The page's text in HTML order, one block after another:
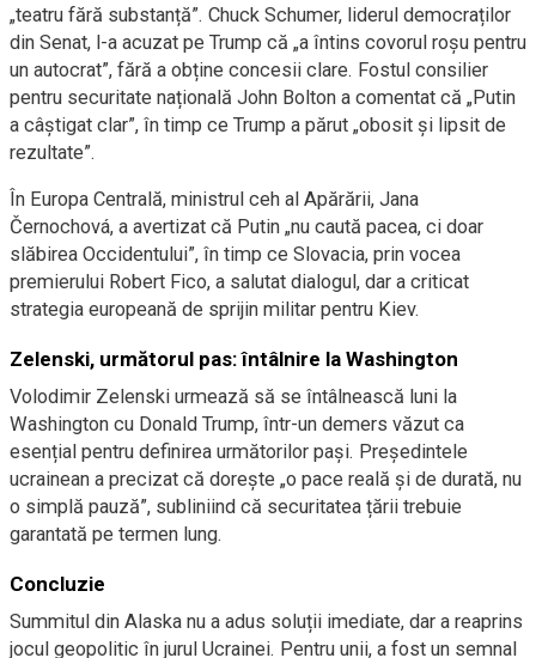
„teatru fără substanță”. Chuck Schumer, liderul democraților
din Senat, l-a acuzat pe Trump că „a întins covorul roșu pentru
un autocrat”, fără a obține concesii clare. Fostul consilier
pentru securitate națională John Bolton a comentat că „Putin
a câștigat clar”, în timp ce Trump a părut „obosit și lipsit de
rezultate”.
În Europa Centrală, ministrul ceh al Apărării, Jana
Černochová, a avertizat că Putin „nu caută pacea, ci doar
slăbirea Occidentului”, în timp ce Slovacia, prin vocea
premierului Robert Fico, a salutat dialogul, dar a criticat
strategia europeană de sprijin militar pentru Kiev.
Zelenski, următorul pas: întâlnire la Washington
Volodimir Zelenski urmează să se întâlnească luni la
Washington cu Donald Trump, într-un demers văzut ca
esențial pentru definirea următorilor pași. Președintele
ucrainean a precizat că dorește „o pace reală și de durată, nu
o simplă pauză”, subliniind că securitatea țării trebuie
garantată pe termen lung.
Concluzie
Summitul din Alaska nu a adus soluții imediate, dar a reaprins
jocul geopolitic în jurul Ucrainei. Pentru unii, a fost un semnal